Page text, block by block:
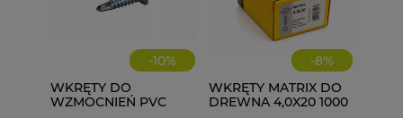
-10%
WKRĘTY DO
WZMOCNIEŃ PVC
-8%
WKRĘTY MATRIX DO
DREWNA 4,0X20 1000